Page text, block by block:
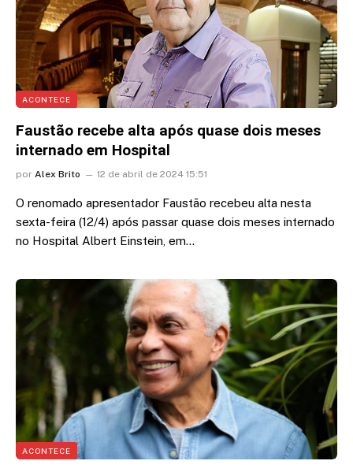
ACONTECE
Faustão recebe alta após quase dois meses
internado em Hospital
por Alex Brito 12 de abril de 2024 15:51
O renomado apresentador Faustão recebeu alta nesta
sexta-feira (12/4) após passar quase dois meses internado
no Hospital Albert Einstein, em…
ACONTECE